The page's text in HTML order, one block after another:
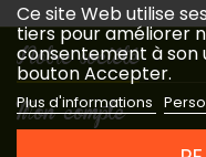
Notre société
Mon compte
Ce site Web utilise
tiers pour améliorer
consentement à son
bouton Accepter.
Plus d'informations